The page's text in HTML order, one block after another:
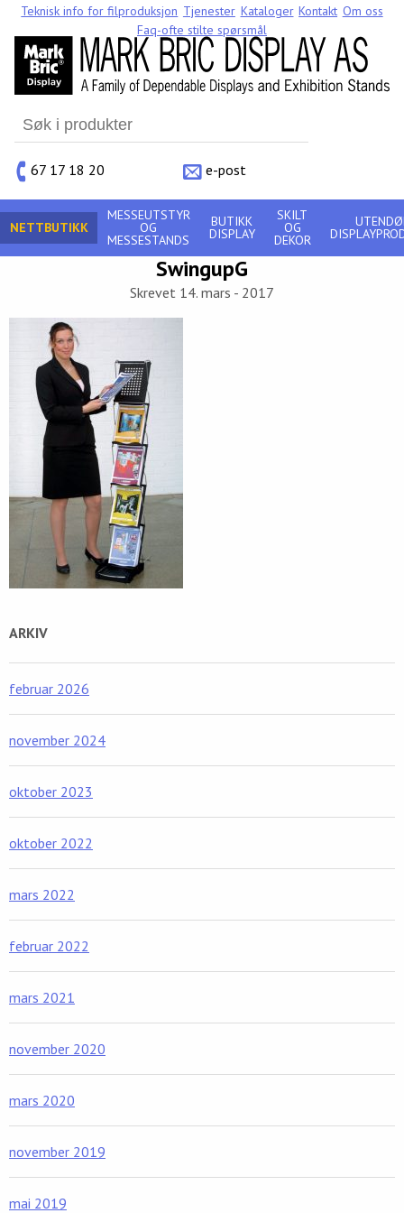
Search
for:
67 17 18 20
e-post
Teknisk info for filproduksjon Tjenester Kataloger Kontakt Om oss
Faq-ofte stilte spørsmål
NETTBUTIKK
MESSEUTSTYR
OG
MESSESTANDS
BUTIKK
DISPLAY
SKILT
OG
DEKOR
SwingupG
Skrevet 14. mars - 2017
ARKIV
februar 2026
november 2024
oktober 2023
oktober 2022
mars 2022
februar 2022
mars 2021
november 2020
mars 2020
november 2019
mai 2019